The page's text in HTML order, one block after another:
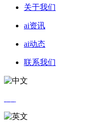
关于我们
ai资讯
ai动态
联系我们